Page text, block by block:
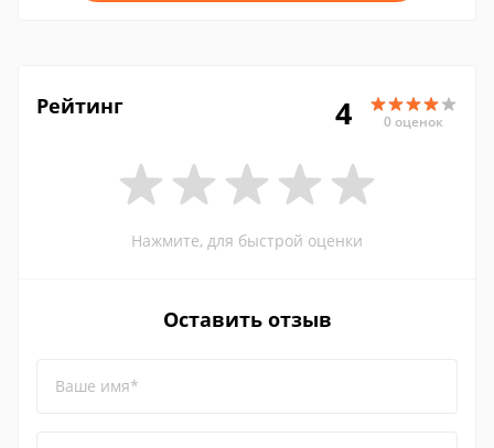
Рейтинг 4 0 оценок
Нажмите, для быстрой оценки
Оставить отзыв
Ваше имя*